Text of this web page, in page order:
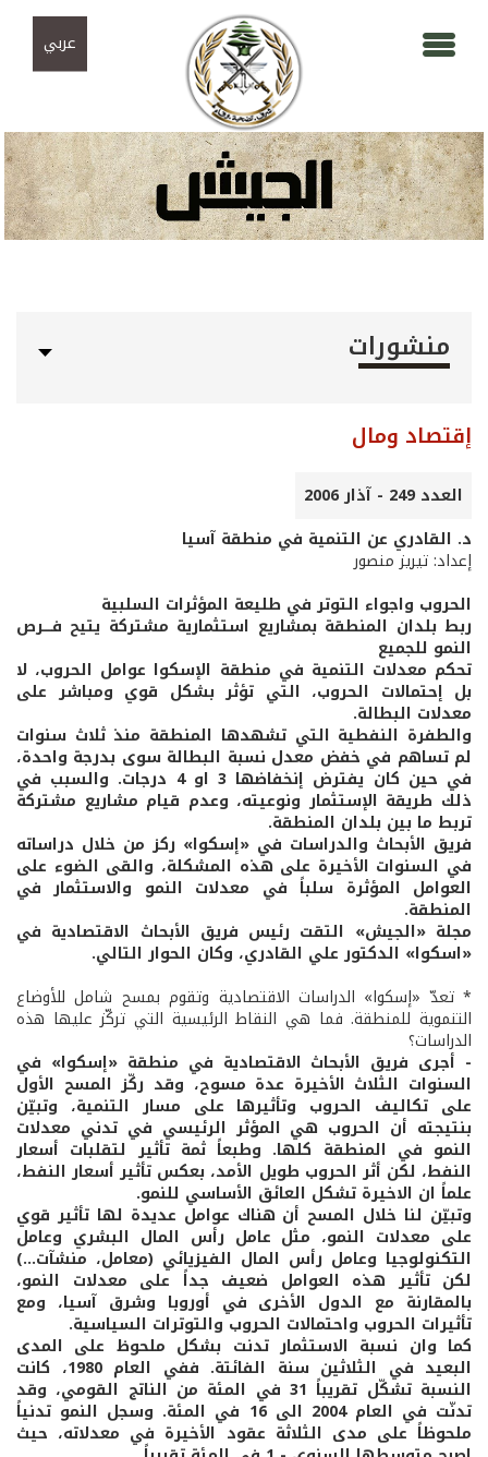
عربي
منشورات
إقتصاد ومال
العدد 249 - آذار 2006
د. القادري عن التنمية في منطقة آسيا
إعداد: تيريز منصور
الحروب واجواء التوتر في طليعة المؤثرات السلبية
ربط بلدان المنطقة بمشاريع استثمارية مشتركة يتيح فــــرص
النمو للجميع
تحكم معدلات التنمية في منطقة الإسكوا عوامل الحروب، لا
بل إحتمالات الحروب، التي تؤثر بشكل قوي ومباشر على
معدلات البطالة.
والطفرة النفطية التي تشهدها المنطقة منذ ثلاث سنوات
لم تساهم في خفض معدل نسبة البطالة سوى بدرجة واحدة،
في حين كان يفترض إنخفاضها 3 او 4 درجات. والسبب في
ذلك طريقة الإستثمار ونوعيته، وعدم قيام مشاريع مشتركة
تربط ما بين بلدان المنطقة.
فريق الأبحاث والدراسات في «إسكوا» ركز من خلال دراساته
في السنوات الأخيرة على هذه المشكلة، والقى الضوء على
العوامل المؤثرة سلباً في معدلات النمو والاستثمار في
المنطقة.
مجلة «الجيش» التقت رئيس فريق الأبحاث الاقتصادية في
«اسكوا» الدكتور علي القادري، وكان الحوار التالي.
* تعدّ «إسكوا» الدراسات الاقتصادية وتقوم بمسح شامل للأوضاع
التنموية للمنطقة. فما هي النقاط الرئيسية التي تركّز عليها هذه
الدراسات؟
- أجرى فريق الأبحاث الاقتصادية في منطقة «إسكوا» في
السنوات الثلاث الأخيرة عدة مسوح، وقد ركّز المسح الأول
على تكاليف الحروب وتأثيرها على مسار التنمية، وتبيّن
بنتيجته أن الحروب هي المؤثر الرئيسي في تدني معدلات
النمو في المنطقة كلها. وطبعاً ثمة تأثير لتقلبات أسعار
النفط، لكن أثر الحروب طويل الأمد، بعكس تأثير أسعار النفط،
علماً ان الاخيرة تشكل العائق الأساسي للنمو.
وتبيّن لنا خلال المسح أن هناك عوامل عديدة لها تأثير قوي
على معدلات النمو، مثل عامل رأس المال البشري وعامل
التكنولوجيا وعامل رأس المال الفيزيائي (معامل، منشآت...)
لكن تأثير هذه العوامل ضعيف جداً على معدلات النمو،
بالمقارنة مع الدول الأخرى في أوروبا وشرق آسيا، ومع
تأثيرات الحروب واحتمالات الحروب والتوترات السياسية.
كما وان نسبة الاستثمار تدنت بشكل ملحوظ على المدى
البعيد في الثلاثين سنة الفائتة. ففي العام 1980، كانت
النسبة تشكّل تقريباً 31 في المئة من الناتج القومي، وقد
تدنّت في العام 2004 الى 16 في المئة. وسجل النمو تدنياً
ملحوظاً على مدى الثلاثة عقود الأخيرة في معدلاته، حيث